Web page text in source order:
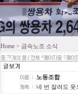
Home > 금속노조 소식
78 4 2
노동조합
네 번 잘려도 웃